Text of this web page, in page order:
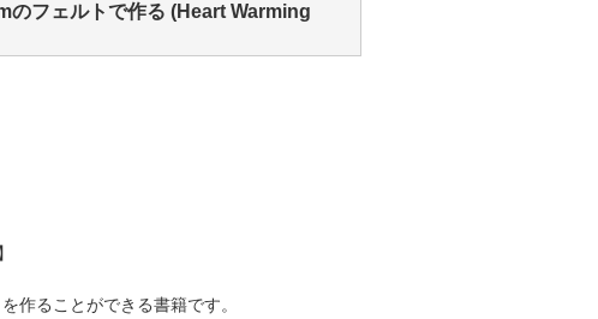
のフェルトで作る (Heart Warming
作ることができる書籍です。